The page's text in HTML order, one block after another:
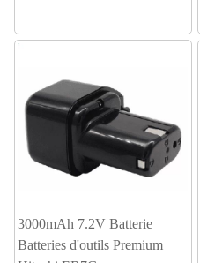
3000mAh 7.2V Batterie
Batteries d'outils Premium